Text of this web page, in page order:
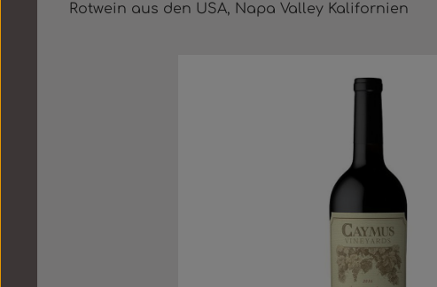
Rotwein aus den USA, Napa Valley Kalifornien